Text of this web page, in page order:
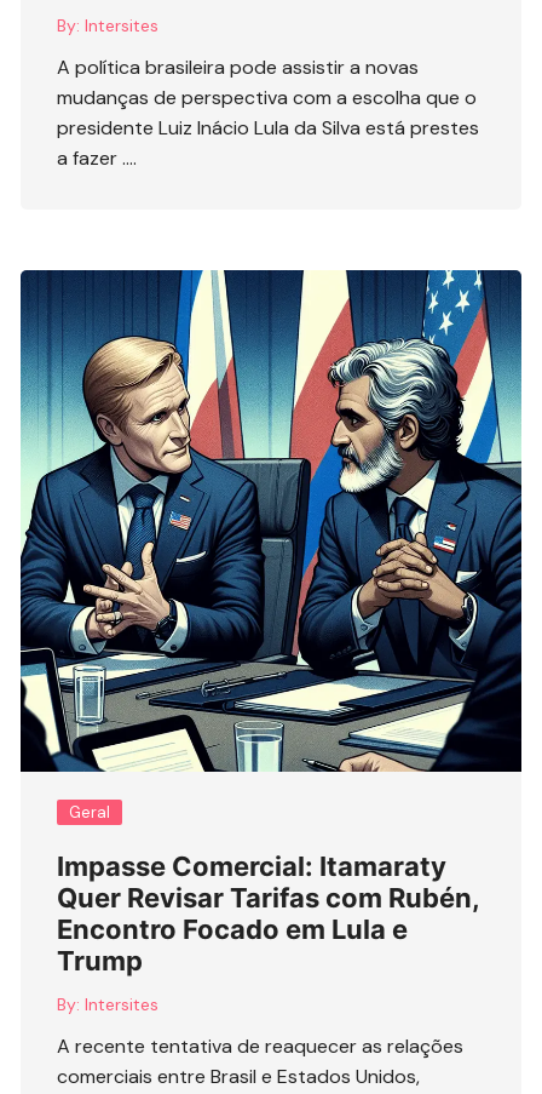
By: Intersites
A política brasileira pode assistir a novas
mudanças de perspectiva com a escolha que o
presidente Luiz Inácio Lula da Silva está prestes
a fazer ….
Geral
Impasse Comercial: Itamaraty
Quer Revisar Tarifas com Rubén,
Encontro Focado em Lula e
Trump
By: Intersites
A recente tentativa de reaquecer as relações
comerciais entre Brasil e Estados Unidos,